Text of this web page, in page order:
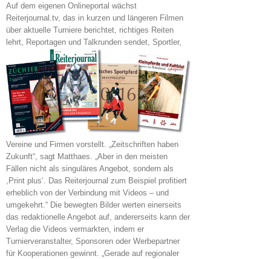
Auf dem eigenen Onlineportal wächst
Reiterjournal.tv, das in kurzen und längeren Filmen
über aktuelle Turniere berichtet, richtiges Reiten
lehrt, Reportagen und Talkrunden sendet, Sportler,
Vereine und Firmen vorstellt. „Zeitschriften haben
Zukunft“, sagt Matthaes. „Aber in den meisten
Fällen nicht als singuläres Angebot, sondern als
,Print plus‘. Das Reiterjournal zum Beispiel profitiert
erheblich von der Verbindung mit Videos – und
umgekehrt.“ Die bewegten Bilder werten einerseits
das redaktionelle Angebot auf, andererseits kann der
Verlag die Videos vermarkten, indem er
Turnierveranstalter, Sponsoren oder Werbepartner
für Kooperationen gewinnt. „Gerade auf regionaler